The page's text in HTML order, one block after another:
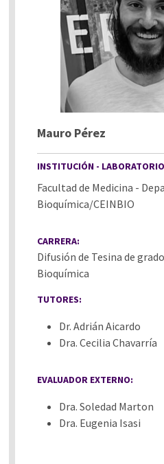
Mauro Pérez
INSTITUCIÓN -
Facultad de Medicina -
Bioquímica/CEINBIO
CARRERA:
Difusión de Tesina de
Bioquímica
TUTORES:
Dr. Adrián Aicardo
Dra. Cecilia Chavarría
EVALUADOR EXTERNO:
Dra. Soledad Marton
Dra. Eugenia Isasi